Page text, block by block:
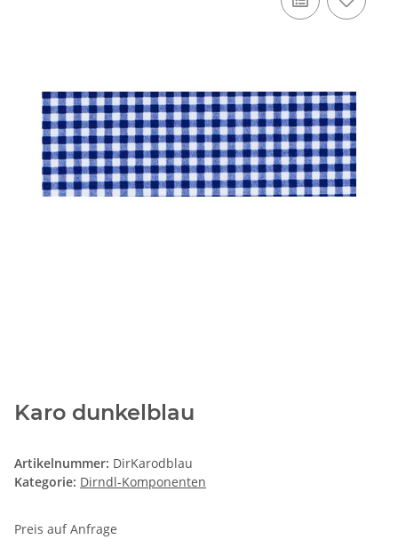
Karo dunkelblau
Artikelnummer: DirKarodblau
Kategorie: Dirndl-Komponenten
Preis auf Anfrage